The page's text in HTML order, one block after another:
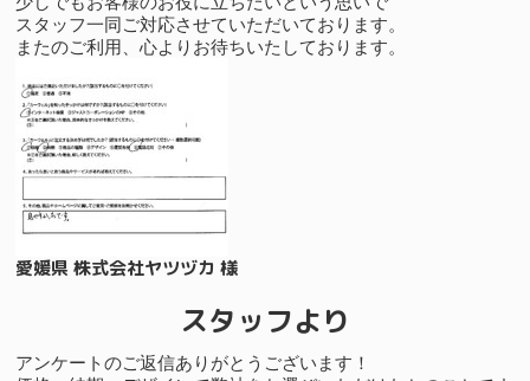
スタッフ一同ご対応させていただいております。
またのご利用、心よりお待ちいたしております。
愛媛県 株式会社ヤツヅカ 様
スタッフより
アンケートのご返信ありがとうございます！